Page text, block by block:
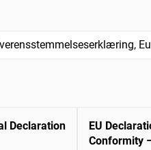
Declaration
EU
Conformity